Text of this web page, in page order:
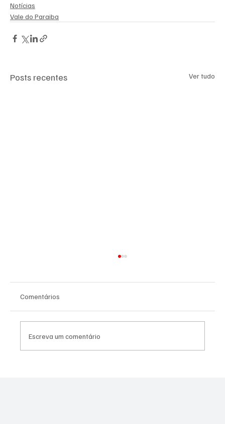
Notícias
Vale do Paraiba
Posts recentes Ver tudo
Comentários
Escreva um comentário